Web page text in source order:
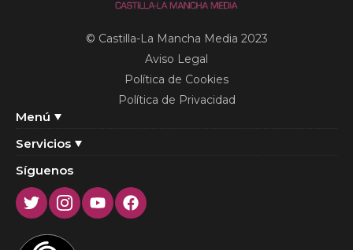
Menú
Servicios
© Castilla-La Mancha Media 2023
Aviso Legal
Política de Cookies
Política de Privacidad
Síguenos
TwitterInstagram
YoutubeFacebook